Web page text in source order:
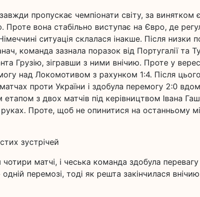
пропускає чемпіонати світу, за винятком
вона стабільно виступає на Євро, де
ситуація склалася інакше. Після низки
команда зазнала поразок від Португалії та
Грузію, зігравши з ними внічию. Проте у
над Локомотивом з рахунком 1:4. Після
проти України і здобула перемогу 2:0
з двох матчів під керівництвом Івана
руках. Проте, щоб не опинитися на останньому
зустрічей
чотири матчі, і чеська команда здобула
перемозі, тоді як решта закінчилася